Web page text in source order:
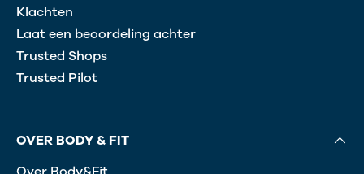
Klachten
Laat een beoordeling achter
Trusted Shops
Trusted Pilot
OVER BODY & FIT